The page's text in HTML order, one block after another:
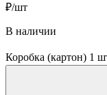
₽/шт
В наличии
Коробка (картон) 1